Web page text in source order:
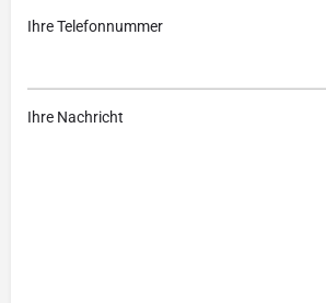
Ihre Telefonnummer
Ihre Nachricht